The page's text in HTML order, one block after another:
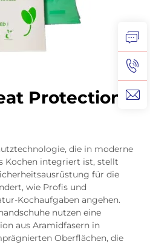
Protection
die in moderne
Kochen integriert ist, stellt
für die
wie Profis und
Kochaufgaben angehen.
nutzen eine
aus Aramidfasern in
Oberflächen, die